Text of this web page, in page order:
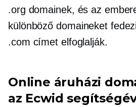
.org domainek, és az
különböző domaineket
.com címet elfoglalják.
Online áruházi
az Ecwid